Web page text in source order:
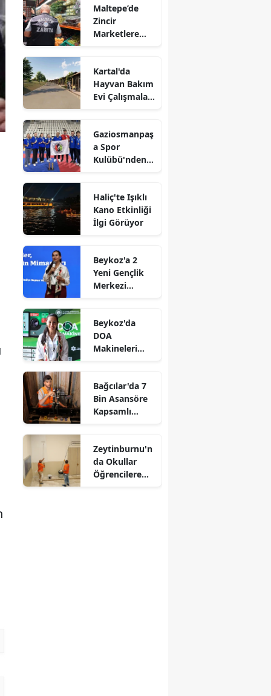
Maltepe’de
Zincir
Marketlere
Kartal'da
Hayvan Bakım
Evi Çalışmaları
Gaziosmanpaş
a Spor
Kulübü'nden
Haliç'te Işıklı
Kano Etkinliği
İlgi Görüyor
Beykoz'a 2
Yeni Gençlik
Merkezi
Beykoz'da
DOA
Makineleri
Bağcılar'da 7
Bin Asansöre
Kapsamlı
Zeytinburnu'n
da Okullar
Öğrencilere